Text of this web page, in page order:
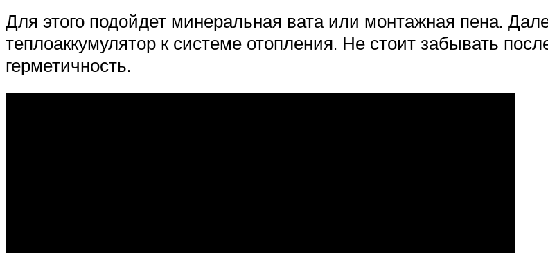
Для этого подойдет минеральная вата или монтажная пена.
теплоаккумулятор к системе отопления. Не стоит забывать
герметичность.